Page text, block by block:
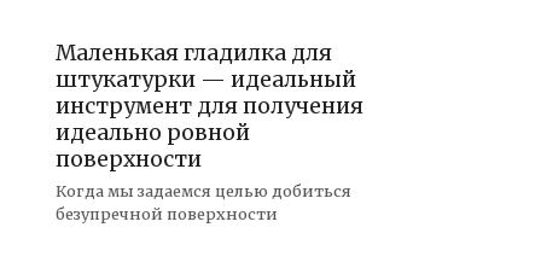
Маленькая гладилка для
штукатурки — идеальный
инструмент для получения
идеально ровной
поверхности
Когда мы задаемся целью добиться
безупречной поверхности